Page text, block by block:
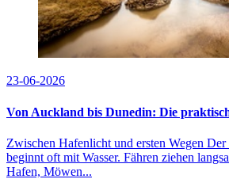
23-06-2026
Von Auckland bis Dunedin: Die
Zwischen Hafenlicht und ersten Wegen
beginnt oft mit Wasser. Fähren ziehen
Hafen, Möwen...